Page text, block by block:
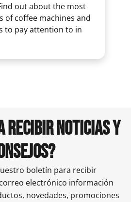
out about the most
of coffee machines and
to pay attention to in
RECIBIR NOTICIAS Y
boletín para recibir
electrónico información
novedades, promociones